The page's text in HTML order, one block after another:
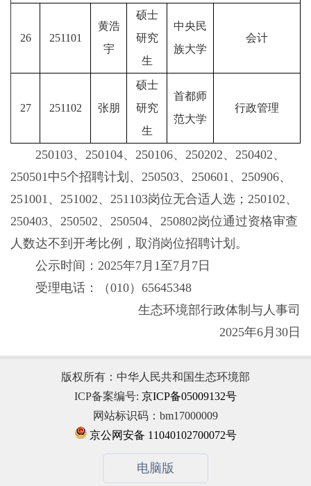
26 251101
黄浩
宇
硕士
研究
生
中央民
族大学
会计
27 251102 张朋
硕士
研究
生
首都师
范大学
行政管理
250103、250104、250106、250202、250402、
250501中5个招聘计划、250503、250601、250906、
251001、251002、251103岗位无合适人选；250102、
250403、250502、250504、250802岗位通过资格审查
人数达不到开考比例，取消岗位招聘计划。
公示时间：2025年7月1至7月7日
受理电话：（010）65645348
生态环境部行政体制与人事司
2025年6月30日
版权所有：中华人民共和国生态环境部
ICP备案编号: 京ICP备05009132号
网站标识码：bm17000009
京公网安备 11040102700072号
电脑版